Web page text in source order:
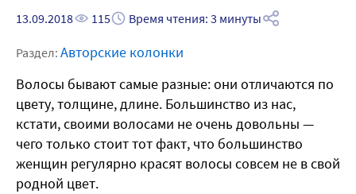
13.09.2018 115 Время чтения: 3 минуты
Раздел: Авторские колонки
Волосы бывают самые разные: они отличаются по
цвету, толщине, длине. Большинство из нас,
кстати, своими волосами не очень довольны —
чего только стоит тот факт, что большинство
женщин регулярно красят волосы совсем не в свой
родной цвет.